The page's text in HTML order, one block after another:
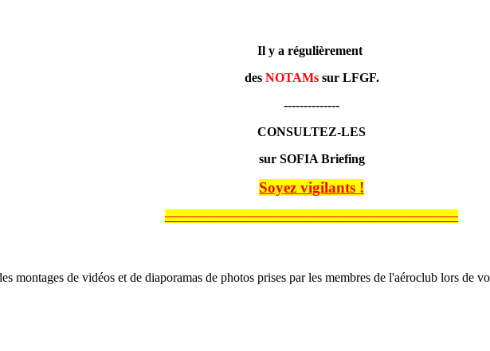
Il y a régulièrement
des NOTAMssur LFGF.
--------------
CONSULTEZ-LES
sur SOFIA Briefing
Soyez vigilants !
______________________________________________
montages de vidéos et de diaporamas de photos prises par les membres de l'aéroclub lors de